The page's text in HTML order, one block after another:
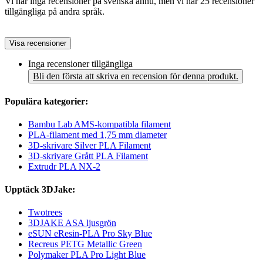
tillgängliga på andra språk.
Visa recensioner
Inga recensioner tillgängliga
Bli den första att skriva en recension för denna produkt.
Populära kategorier:
Bambu Lab AMS-kompatibla filament
PLA-filament med 1,75 mm diameter
3D-skrivare Silver PLA Filament
3D-skrivare Grått PLA Filament
Extrudr PLA NX-2
Upptäck 3DJake:
Twotrees
3DJAKE ASA ljusgrön
eSUN eResin-PLA Pro Sky Blue
Recreus PETG Metallic Green
Polymaker PLA Pro Light Blue